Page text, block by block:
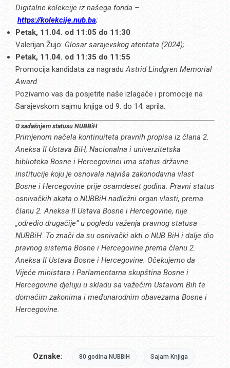
Digitalne kolekcije iz našega fonda –
https://kolekcije.nub.ba;
Petak, 11.04. od 11:05 do 11:30
Valerijan Žujo: Glosar sarajevskog atentata (2024);
Petak, 11.04. od 11:35 do 11:55
Promocija kandidata za nagraduAstrid Lindgren Memorial
Award
Pozivamo vas da posjetite naše izlagače i promocije na
Sarajevskom sajmu knjiga od 9. do 14. aprila.
O sadašnjem statusu NUBBiH
Primjenom načela kontinuiteta pravnih propisa iz člana 2.
Aneksa II Ustava BiH, Nacionalna i univerzitetska
biblioteka Bosne i Hercegovinei ima status državne
institucije koju je osnovala najviša zakonodavna vlast
Bosne i Hercegovine prije osamdeset godina. Pravni status
osnivačkih akata o NUBBiH nadležni organ vlasti, prema
članu 2. Aneksa II Ustava Bosne i Hercegovine, nije
„odredio drugačije“ u pogledu važenja pravnog statusa
NUBBiH. To znači da su osnivački akti o NUB BiH i dalje dio
pravnog sistema Bosne i Hercegovine prema članu 2.
Aneksa II Ustava Bosne i Hercegovine. Očekujemo da
Vijeće ministara i Parlamentarna skupština Bosne i
Hercegovine djeluju u skladu sa važećim Ustavom Bih te
domaćim zakonima i međunarodnim obavezama Bosne i
Hercegovine.
Oznake: 80 godina NUBBiH Sajam Knjiga